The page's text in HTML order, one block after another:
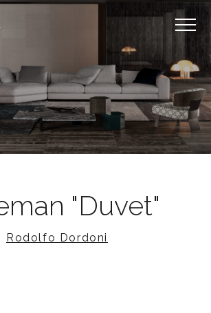
"Duvet"
Rodolfo Dordoni